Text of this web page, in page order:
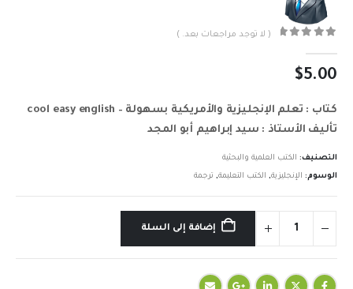
( لا توجد مراجعات بعد. )
$5.00
كتاب : تعلم الإنجليزية والأمريكية بسهولة – cool easy english
تأليف الأستاذ : سيد إبراهيم أبو المجد
التصنيف: الكتب العلمية والبحثية
الوسوم: الإنجليزية, الكتب التعليمة, ترجمة
إضافة إلى السلة